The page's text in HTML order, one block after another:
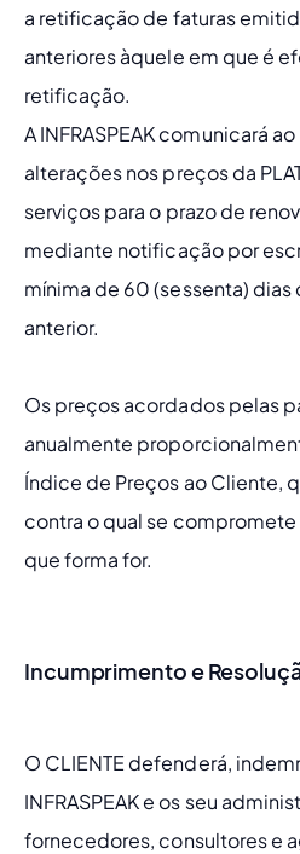
a retificação de faturas
anteriores àquele em que é
retificação.
A INFRASPEAK comunicará
alterações nos preços da
serviços para o prazo de
mediante notificação por
mínima de 60 (sessenta)
anterior.
Os preços acordados pelas
anualmente
Índice de Preços ao Cliente,
contra o qual se compromete
que forma for.
Incumprimento e
O CLIENTE defenderá,
INFRASPEAK e os seu
fornecedores, consultores e